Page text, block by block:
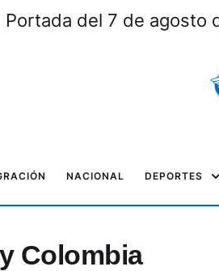
Portada del 7 de agosto
NACIONAL DEPORTES
Colombia